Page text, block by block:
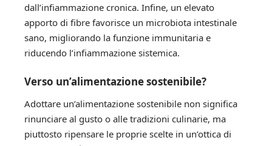
dall’infiammazione cronica. Infine, un elevato
apporto di fibre favorisce un microbiota intestinale
sano, migliorando la funzione immunitaria e
riducendo l’infiammazione sistemica.
Verso un’alimentazione sostenibile?
Adottare un’alimentazione sostenibile non significa
rinunciare al gusto o alle tradizioni culinarie, ma
piuttosto ripensare le proprie scelte in un’ottica di